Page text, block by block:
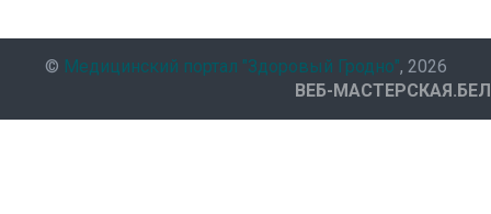
© Медицинский портал "Здоровый Гродно", 2026
ВЕБ-МАСТЕРСКАЯ.БЕЛ